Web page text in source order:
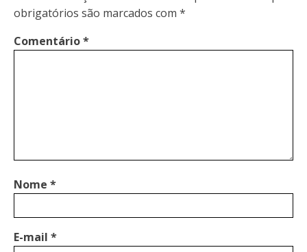
obrigatórios são marcados com *
Comentário*
Nome *
E-mail *